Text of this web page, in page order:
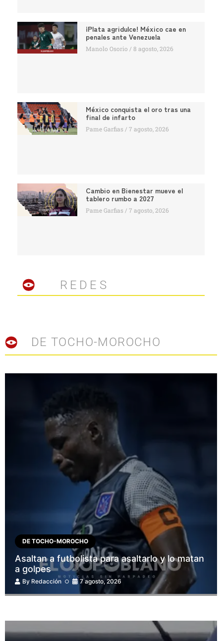
¡Plata agridulce! México cae en
penales ante Venezuela
Manolo Osorio 8 agosto, 2026
México conquista el oro tras una
final de infarto
Pame Garfias 7 agosto, 2026
Cambio en Bienestar mueve el
tablero rumbo a 2027
Pame Garfias 7 agosto, 2026
REDES
DE TOCHO-MOROCHO
DE TOCHO-MOROCHO
Asaltan a futbolista para asaltarlo y lo matan
a golpes
By Redacción 7 agosto, 2026